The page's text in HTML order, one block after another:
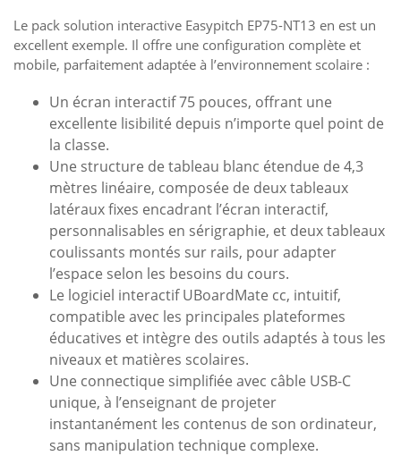
Le pack solution interactive Easypitch EP75-NT13 en est un
excellent exemple. Il offre une configuration complète et
mobile, parfaitement adaptée à l’environnement scolaire :
Un écran interactif 75 pouces, offrant une
excellente lisibilité depuis n’importe quel point de
la classe.
Une structure de tableau blanc étendue de 4,3
mètres linéaire, composée de deux tableaux
latéraux fixes encadrant l’écran interactif,
personnalisables en sérigraphie, et deux tableaux
coulissants montés sur rails, pour adapter
l’espace selon les besoins du cours.
Le logiciel interactif UBoardMate cc, intuitif,
compatible avec les principales plateformes
éducatives et intègre des outils adaptés à tous les
niveaux et matières scolaires.
Une connectique simplifiée avec câble USB-C
unique, à l’enseignant de projeter
instantanément les contenus de son ordinateur,
sans manipulation technique complexe.